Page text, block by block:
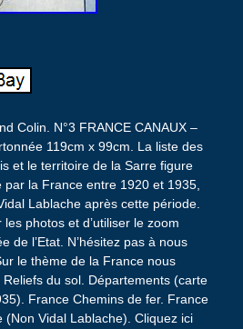
Colin. N°3 FRANCE CANAUX –
119cm x 99cm. La liste des
et le territoire de la Sarre figure
la France entre 1920 et 1935,
Lablache après cette période.
photos et d’utiliser le zoom
de l’Etat. N’hésitez pas à nous
le thème de la France nous
du sol. Départements (carte
France Chemins de fer. France
(Non Vidal Lablache). Cliquez ici